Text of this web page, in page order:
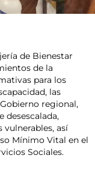
de Bienestar
de la
para los
las
regional,
desescalada,
vulnerables, así
Mínimo Vital en el
Sociales.